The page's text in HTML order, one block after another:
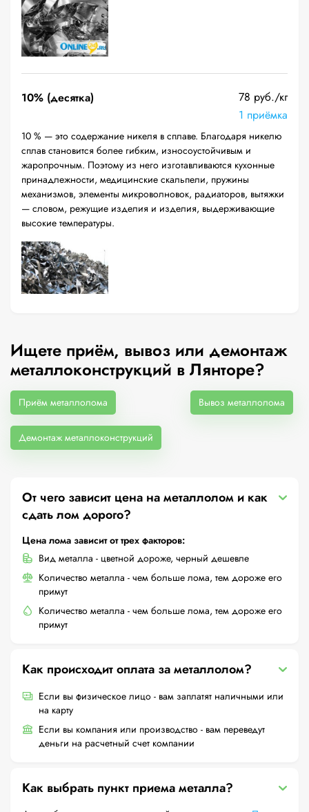
10% (десятка)
78 руб./кг
1 приёмка
10 % — это содержание никеля в сплаве. Благодаря никелю
сплав становится более гибким, износоустойчивым и
жаропрочным. Поэтому из него изготавливаются кухонные
принадлежности, медицинские скальпели, пружины
механизмов, элементы микроволновок, радиаторов, вытяжки
— словом, режущие изделия и изделия, выдерживающие
высокие температуры.
Ищете приём, вывоз или демонтаж
металлоконструкций в Лянторе?
Приём металлолома Вывоз металлолома
Демонтаж металлоконструкций
От чего зависит цена на металлолом и как
сдать лом дорого?
Цена лома зависит от трех факторов:
Вид металла - цветной дороже, черный дешевле
Количество металла - чем больше лома, тем дороже его
примут
Количество металла - чем больше лома, тем дороже его
примут
Как происходит оплата за металлолом?
Если вы физическое лицо - вам заплатят наличными или
на карту
Если вы компания или производство - вам переведут
деньги на расчетный счет компании
Как выбрать пункт приема металла?